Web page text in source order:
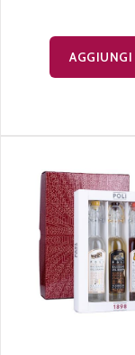
AGGIUNGI